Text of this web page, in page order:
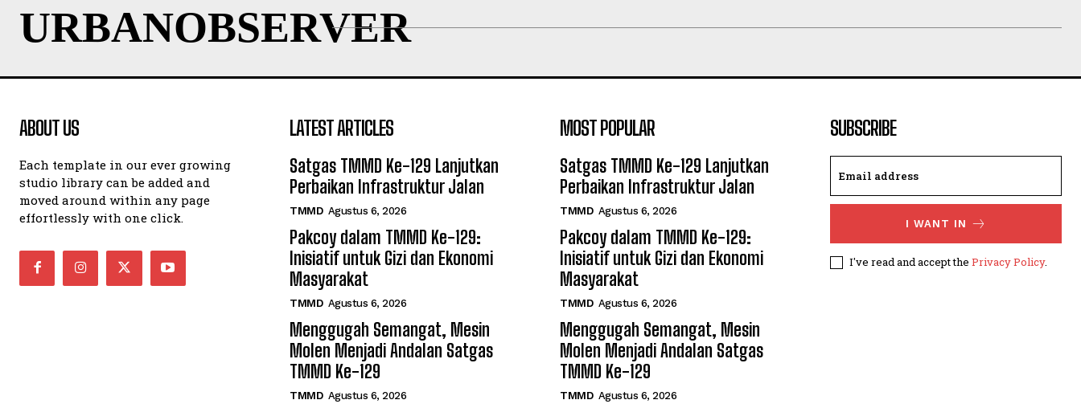
URBANOBSERVER
ABOUT US
Each template in our ever growing
studio library can be added and
moved around within any page
effortlessly with one click.
LATEST ARTICLES
Satgas TMMD Ke-129 Lanjutkan
Perbaikan Infrastruktur Jalan
TMMD Agustus 6, 2026
Pakcoy dalam TMMD Ke-129:
Inisiatif untuk Gizi dan Ekonomi
Masyarakat
TMMD Agustus 6, 2026
Menggugah Semangat, Mesin
Molen Menjadi Andalan Satgas
TMMD Ke-129
TMMD Agustus 6, 2026
MOST POPULAR
Satgas TMMD Ke-129 Lanjutkan
Perbaikan Infrastruktur Jalan
TMMD Agustus 6, 2026
Pakcoy dalam TMMD Ke-129:
Inisiatif untuk Gizi dan Ekonomi
Masyarakat
TMMD Agustus 6, 2026
Menggugah Semangat, Mesin
Molen Menjadi Andalan Satgas
TMMD Ke-129
TMMD Agustus 6, 2026
SUBSCRIBE
I WANT IN
I've read and accept the Privacy Policy.